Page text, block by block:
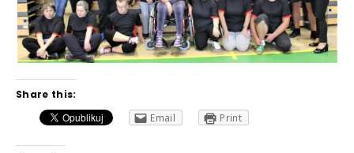
Share this:
Email
Print